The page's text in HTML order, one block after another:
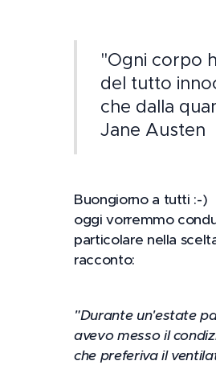
"Ogni corpo
del tutto
che dalla
Jane Austen
Buongiorno a tutti :-)
oggi vorremmo
particolare nella
racconto:
"Durante un'estate
avevo messo il
che preferiva il